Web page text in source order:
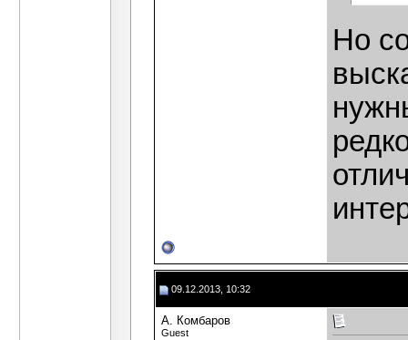
Но
09.12.2013, 10:32
А. Комбаров
Guest